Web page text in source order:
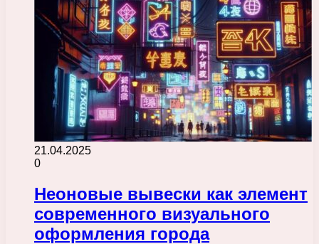
21.04.2025
0
Неоновые вывески как элемент
современного визуального
оформления города